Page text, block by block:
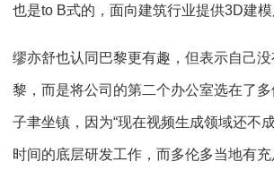
也是to B式的，面向建筑行业提供3D建模
缪亦舒也认同巴黎更有趣，但表示自己
黎，而是将公司的第二个办公室选在了
子聿坐镇，因为“现在视频生成领域还不
时间的底层研发工作，而多伦多当地有充